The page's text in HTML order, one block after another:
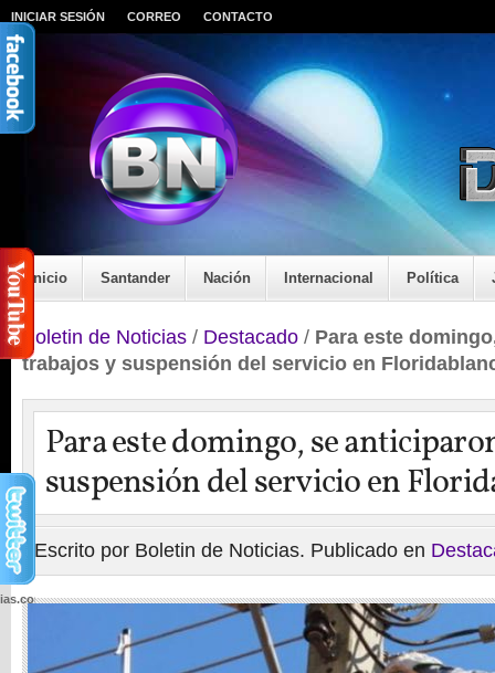
INICIAR SESIÓN CORREO CONTACTO
Inicio Santander Nación Internacional Política
Boletin de Noticias / Destacado / Para este
trabajos y suspensión del servicio en
Para este domingo, se
suspensión del servicio en
Escrito por Boletin de Noticias. Publicado en
wp-